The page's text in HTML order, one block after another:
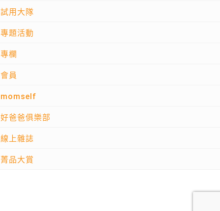
試用大隊
專題活動
專欄
會員
momself
好爸爸俱樂部
線上雜誌
菁品大賞